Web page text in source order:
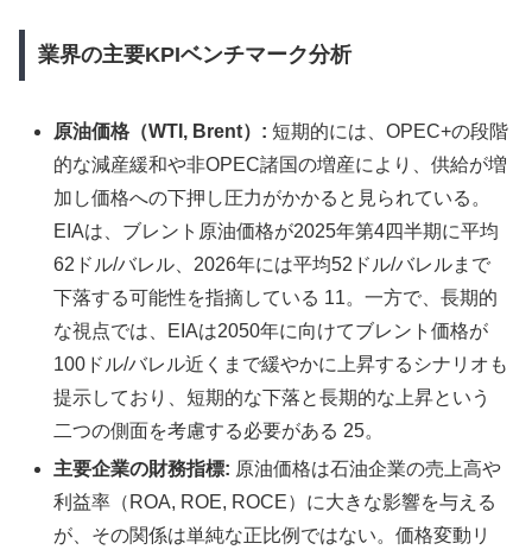
業界の主要KPIベンチマーク分析
原油価格（WTI, Brent）: 短期的には、OPEC+の段階
的な減産緩和や非OPEC諸国の増産により、供給が増
加し価格への下押し圧力がかかると見られている。
EIAは、ブレント原油価格が2025年第4四半期に平均
62ドル/バレル、2026年には平均52ドル/バレルまで
下落する可能性を指摘している 11。一方で、長期的
な視点では、EIAは2050年に向けてブレント価格が
100ドル/バレル近くまで緩やかに上昇するシナリオも
提示しており、短期的な下落と長期的な上昇という
二つの側面を考慮する必要がある 25。
主要企業の財務指標: 原油価格は石油企業の売上高や
利益率（ROA, ROE, ROCE）に大きな影響を与える
が、その関係は単純な正比例ではない。価格変動リ